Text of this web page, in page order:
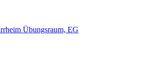
Übungsraum, EG